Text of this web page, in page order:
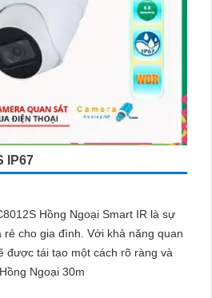
IP67
Hồng Ngoại Smart IR là sự
Với khả năng quan
được tái tạo một cách rõ ràng và
Ngoại 30m